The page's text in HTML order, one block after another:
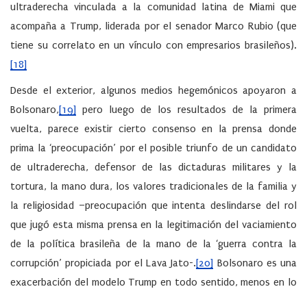
ultraderecha vinculada a la comunidad latina de Miami que
acompaña a Trump, liderada por el senador Marco Rubio (que
tiene su correlato en un vínculo con empresarios brasileños).
[18]
Desde el exterior, algunos medios hegemónicos apoyaron a
Bolsonaro,[19] pero luego de los resultados de la primera
vuelta, parece existir cierto consenso en la prensa donde
prima la ‘preocupación’ por el posible triunfo de un candidato
de ultraderecha, defensor de las dictaduras militares y la
tortura, la mano dura, los valores tradicionales de la familia y
la religiosidad –preocupación que intenta deslindarse del rol
que jugó esta misma prensa en la legitimación del vaciamiento
de la política brasileña de la mano de la ‘guerra contra la
corrupción’ propiciada por el Lava Jato-.[20] Bolsonaro es una
exacerbación del modelo Trump en todo sentido, menos en lo